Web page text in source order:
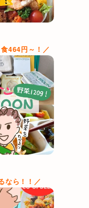
464円～！／
なら！！／